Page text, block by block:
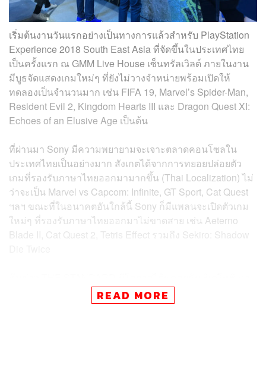
เริ่มต้นงานวันแรกอย่างเป็นทางการแล้วสำหรับ PlayStation
Experience 2018 South East Asia ที่จัดขึ้นในประเทศไทย
เป็นครั้งแรก ณ GMM Live House เซ็นทรัลเวิลด์ ภายในงาน
มีบูธจัดแสดงเกมใหม่ๆ ที่ยังไม่วางจำหน่ายพร้อมเปิดให้
ทดลองเป็นจำนวนมาก เช่น FIFA 19, Marvel’s Spider-Man,
Resident Evil 2, Kingdom Hearts III และ Dragon Quest XI:
Echoes of an Elusive Age เป็นต้น
ที่ผ่านมา Sony มีความพยายามจะเจาะตลาดคอนโซลใน
ประเทศไทยเป็นอย่างมาก สังเกตได้จากการทยอยปล่อยตัว
เกมที่รองรับภาษาไทยออกมามากขึ้น (Thai Localization) ไม่
ว่าจะเป็น Marvel vs Capcom: Infinite, GT Sport, Cat Quest
ฯลฯ ขณะที่ในอนาคตอันใกล้นี้ Sony ก็มีแพลนจะเปิดตัวเกม
ใหม่ๆ ที่รองรับภาษาไทยออกมาไม่ขาดสาย เช่น Aeterno
Blade II, Cat Quest 2, Tetris Effect รวมถึง Sekiro: Shadow
คิกาวา ผู้บริหารโซนี่ คอมพิวเตอร์ เอนเตอร์เทนเมนต์ ประจำ
เอเชียตะวันออกเฉียงใต้ โดยฮิเดโทชิบอกกับเราว่า
READ MORE